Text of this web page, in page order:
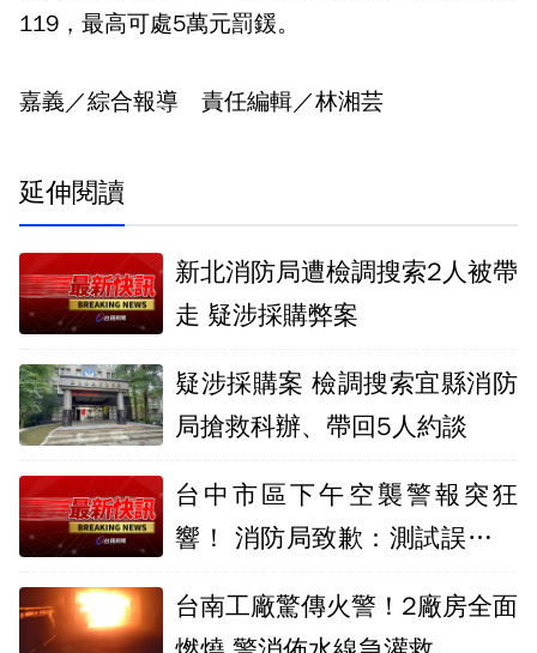
119，最高可處5萬元罰鍰。
嘉義／綜合報導 責任編輯／林湘芸
延伸閱讀
新北消防局遭檢調搜索2人被帶
走 疑涉採購弊案
疑涉採購案 檢調搜索宜縣消防
局搶救科辦、帶回5人約談
台中市區下午空襲警報突狂
響！ 消防局致歉：測試誤觸音
台南工廠驚傳火警！2廠房全面